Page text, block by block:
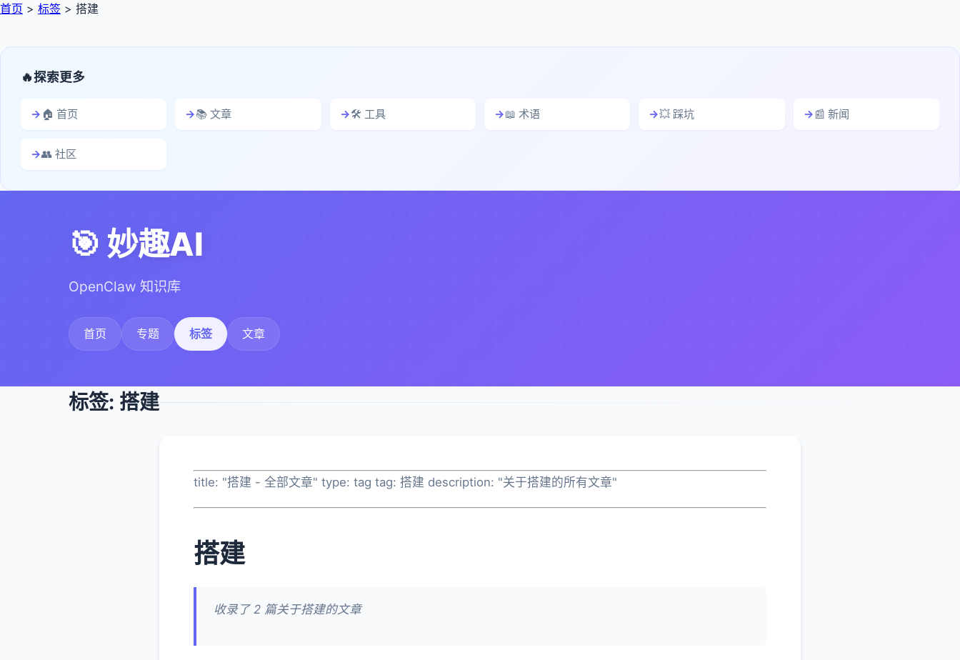
首页 > 标签 > 搭建
探索更多
🏠 首页 📚 文章 🛠️ 工具 📖 术语 💥 踩坑 📰 新闻
👥 社区
🎯 妙趣AI
OpenClaw 知识库
首页 专题 标签 文章
标签: 搭建
title: "搭建 - 全部文章" type: tag tag: 搭建 description: "关于搭建的所有文章"
搭建
收录了 2 篇关于搭建的文章